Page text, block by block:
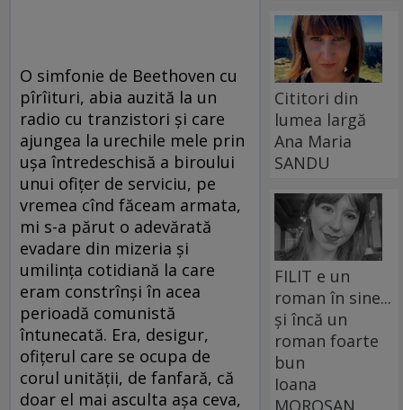
O simfonie de Beethoven cu
pîrîituri, abia auzită la un
radio cu tranzistori și care
ajungea la urechile mele prin
ușa întredeschisă a biroului
unui ofițer de serviciu, pe
vremea cînd făceam armata,
mi s-a părut o adevărată
evadare din mizeria și
umilința cotidiană la care
eram constrînși în acea
perioadă comunistă
întunecată. Era, desigur,
ofițerul care se ocupa de
corul unității, de fanfară, că
doar el mai asculta așa ceva,
Cititori din
lumea largă
Ana Maria
SANDU
FILIT e un
roman în sine...
și încă un
roman foarte
bun
Ioana
MOROȘAN